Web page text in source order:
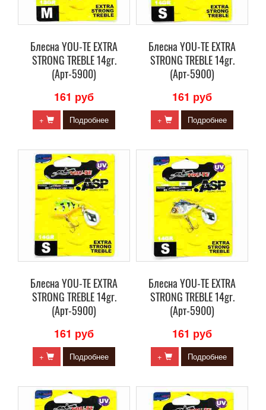
Блесна YOU-TE EXTRA
STRONG TREBLE 14gr.
(Арт-5900)
161 руб
+ Подробнее
Блесна YOU-TE EXTRA
STRONG TREBLE 14gr.
(Арт-5900)
161 руб
+ Подробнее
Блесна YOU-TE EXTRA
STRONG TREBLE 14gr.
(Арт-5900)
161 руб
+ Подробнее
Блесна YOU-TE EXTRA
STRONG TREBLE 14gr.
(Арт-5900)
161 руб
+ Подробнее